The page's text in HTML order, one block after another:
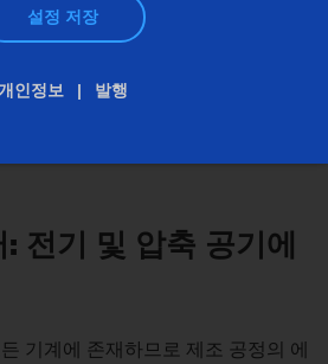
전기 및 압축 공기에
기계에 존재하므로 제조 공정의 에
설정 저장
인정보 발행